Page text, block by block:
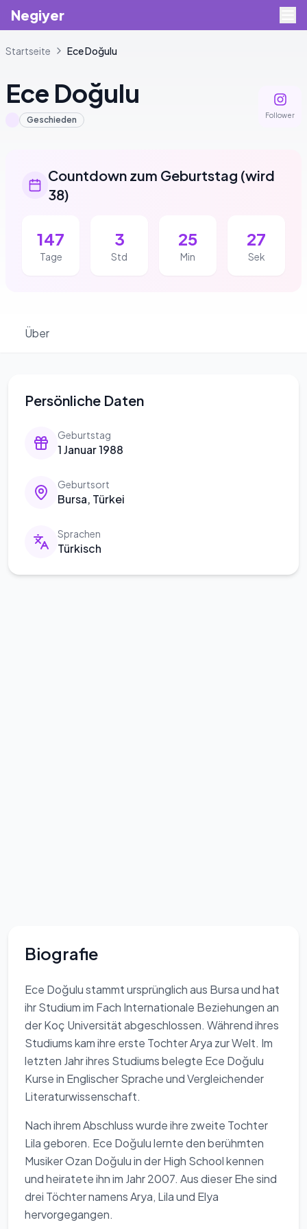
Negiyer
Startseite EceDoğulu
Ece Doğulu
Geschieden Follower
Countdown zum Geburtstag (wird
38)
147
Tage
3
Std
25
Min
27
Sek
Über
Persönliche Daten
Geburtstag
1 Januar 1988
Geburtsort
Bursa, Türkei
Sprachen
Türkisch
Biografie
Ece Doğulu stammt ursprünglich aus Bursa und hat
ihr Studium im Fach Internationale Beziehungen an
der Koç Universität abgeschlossen. Während ihres
Studiums kam ihre erste Tochter Arya zur Welt. Im
letzten Jahr ihres Studiums belegte Ece Doğulu
Kurse in Englischer Sprache und Vergleichender
Literaturwissenschaft.
Nach ihrem Abschluss wurde ihre zweite Tochter
Lila geboren. Ece Doğulu lernte den berühmten
Musiker Ozan Doğulu in der High School kennen
und heiratete ihn im Jahr 2007. Aus dieser Ehe sind
drei Töchter namens Arya, Lila und Elya
hervorgegangen.